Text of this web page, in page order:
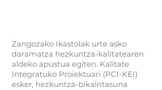
Zangozako Ikastolak urte asko
daramatza hezkuntza-kalitatearen
aldeko apustua egiten. Kalitate
Integratuko Proiektuari (PCI-KEI)
esker, hezkuntza-bikaintasuna